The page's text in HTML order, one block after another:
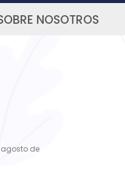
NOSOTROS
de